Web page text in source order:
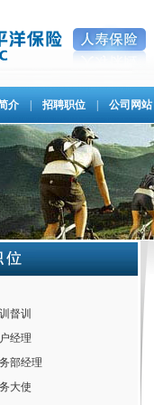
介 招聘职位 公司网站
督训
经理
部经理
大使